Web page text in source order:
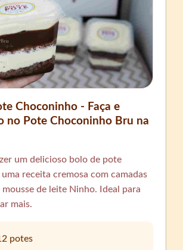
Choconinho - Faça e
no Pote Choconinho Bru na
um delicioso bolo de pote
receita cremosa com camadas
mousse de leite Ninho. Ideal para
mais.
potes